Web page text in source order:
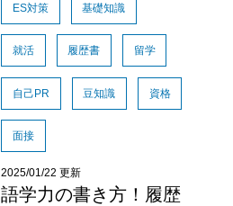
ES対策 基礎知識
就活 履歴書 留学
自己PR 豆知識 資格
面接
2025/01/22 更新
語学力の書き方！履歴